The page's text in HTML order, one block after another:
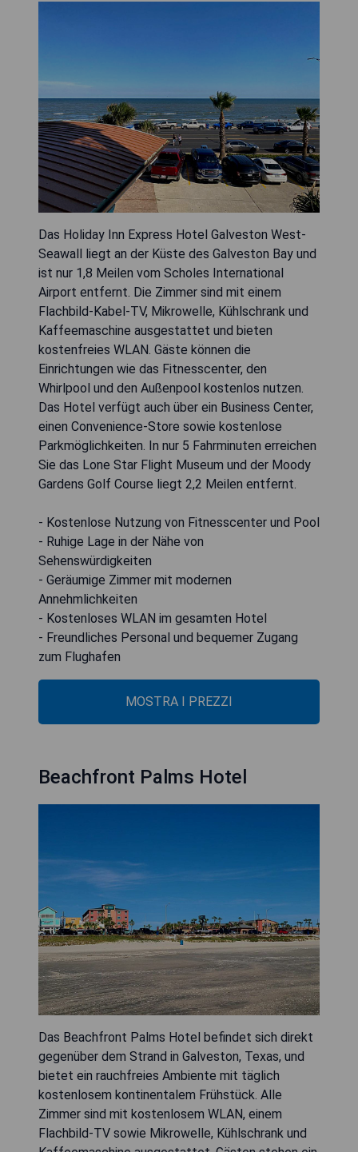
Das Holiday Inn Express Hotel Galveston West-
Seawall liegt an der Küste des Galveston Bay und
ist nur 1,8 Meilen vom Scholes International
Airport entfernt. Die Zimmer sind mit einem
Flachbild-Kabel-TV, Mikrowelle, Kühlschrank und
Kaffeemaschine ausgestattet und bieten
kostenfreies WLAN. Gäste können die
Einrichtungen wie das Fitnesscenter, den
Whirlpool und den Außenpool kostenlos nutzen.
Das Hotel verfügt auch über ein Business Center,
einen Convenience-Store sowie kostenlose
Parkmöglichkeiten. In nur 5 Fahrminuten erreichen
Sie das Lone Star Flight Museum und der Moody
Gardens Golf Course liegt 2,2 Meilen entfernt.
- Kostenlose Nutzung von Fitnesscenter und Pool
- Ruhige Lage in der Nähe von
Sehenswürdigkeiten
- Geräumige Zimmer mit modernen
Annehmlichkeiten
- Kostenloses WLAN im gesamten Hotel
- Freundliches Personal und bequemer Zugang
zum Flughafen
MOSTRA I PREZZI
Beachfront Palms Hotel
Das Beachfront Palms Hotel befindet sich direkt
gegenüber dem Strand in Galveston, Texas, und
bietet ein rauchfreies Ambiente mit täglich
kostenlosem kontinentalem Frühstück. Alle
Zimmer sind mit kostenlosem WLAN, einem
Flachbild-TV sowie Mikrowelle, Kühlschrank und